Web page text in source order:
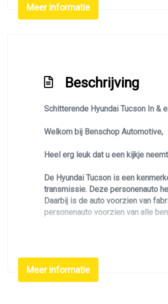
Elektronisch stabiliteits
Keyless
Kleur grijs
Kruisend verkeer detectie
Passagiersairbag
Rijstrooksensor met correctie
Rondomzicht camera
Uitstap waarschuwing
Vervolgbotsing preventie
Meer informatie
Beschrijving
Schitterende Hyundai Tucson In &
Welkom bij Benschop Automotive,
Heel erg leuk dat u een kijkje
De Hyundai Tucson is een
transmissie. Deze personenauto
Daarbij is de auto voorzien van
personenauto voorzien van alle
Zoekt u een leuke betrouwbare en
Dit N-line pakket maakt deze
Meer informatie